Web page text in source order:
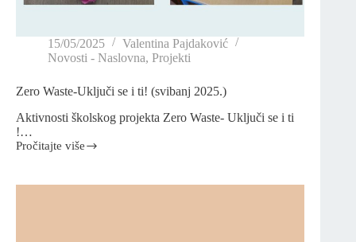
15/05/2025
Valentina Pajdaković
Novosti - Naslovna, Projekti
Zero Waste-Uključi se i ti! (svibanj 2025.)
Aktivnosti školskog projekta Zero Waste- Uključi se i ti
!…
Pročitajte više